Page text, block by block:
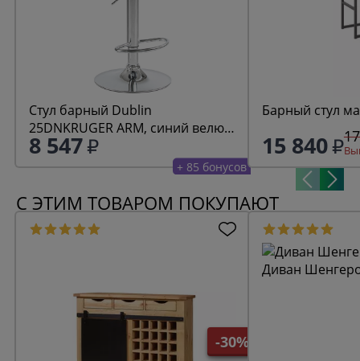
Стул барный Dublin
25DNKRUGER ARM, синий велюр
(MJ9-117)
8 547
+ 85 бонусов
Барный стул
15 840
С ЭТИМ ТОВАРОМ ПОКУПАЮТ
-30%
Диван